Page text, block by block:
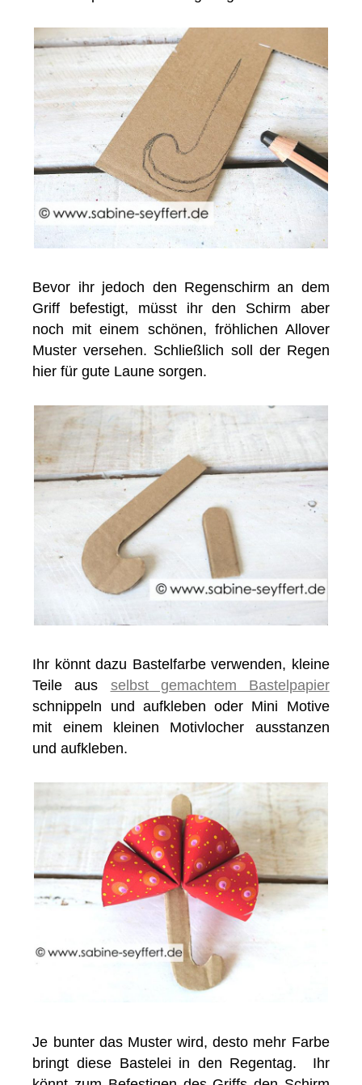
Bevor ihr jedoch den Regenschirm an dem
Griff befestigt, müsst ihr den Schirm aber
noch mit einem schönen, fröhlichen Allover
Muster versehen. Schließlich soll der Regen
hier für gute Laune sorgen.
Ihr könnt dazu Bastelfarbe verwenden, kleine
Teile aus selbst gemachtem Bastelpapier
schnippeln und aufkleben oder Mini Motive
mit einem kleinen Motivlocher ausstanzen
und aufkleben.
Je bunter das Muster wird, desto mehr Farbe
bringt diese Bastelei in den Regentag. Ihr